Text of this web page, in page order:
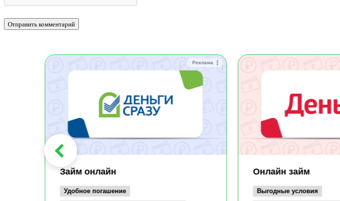
Реклама
Займ онлайн
Удобное погашение
Онлайн займ
Выгодные условия